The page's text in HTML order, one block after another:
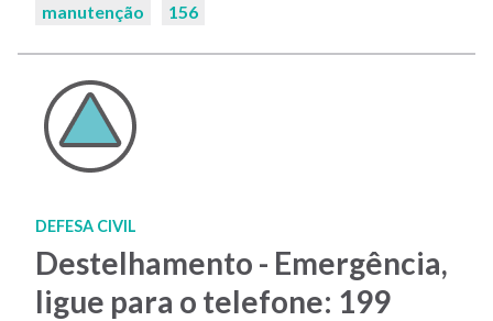
manutenção
156
DEFESA CIVIL
Destelhamento - Emergência,
ligue para o telefone: 199